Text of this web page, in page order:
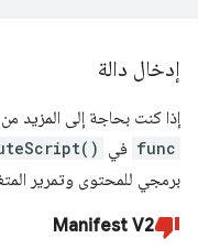
إدخال دالة
إذا كنت بحاجة إلى المزيد
func في
برمجي للمحتوى وتمرير
Manifest V2